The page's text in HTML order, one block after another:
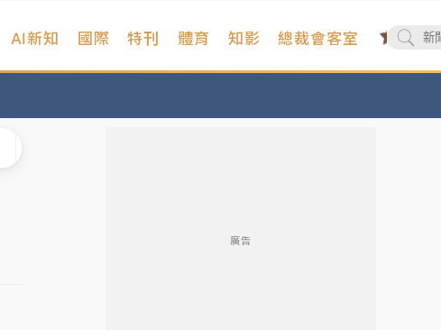
AI新知 國際 特刊 體育 知影 總裁會客室
廣告